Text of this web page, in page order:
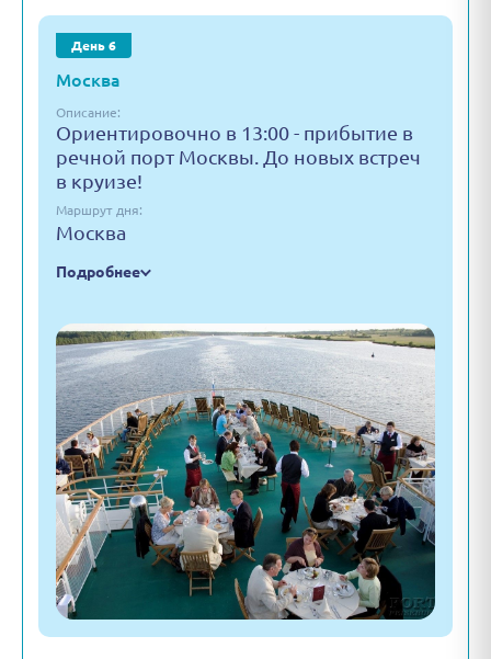
День 6
Москва
Описание:
Ориентировочно в 13:00 - прибытие в
речной порт Москвы. До новых встреч
в круизе!
Маршрут дня:
Москва
Подробнее